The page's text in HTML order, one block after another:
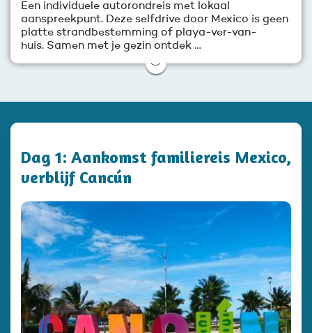
Een individuele autorondreis met lokaal
aanspreekpunt. Deze selfdrive door Mexico is geen
platte strandbestemming of playa-ver-van-
huis. Samen met je gezin ontdek …
﹀
Dag 1: Aankomst familiereis Mexico,
verblijf Cancún